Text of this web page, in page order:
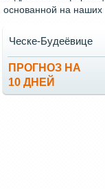
основанной на наших
ПРОГНОЗ НА
10 ДНЕЙ
Ческе-Будеёвице